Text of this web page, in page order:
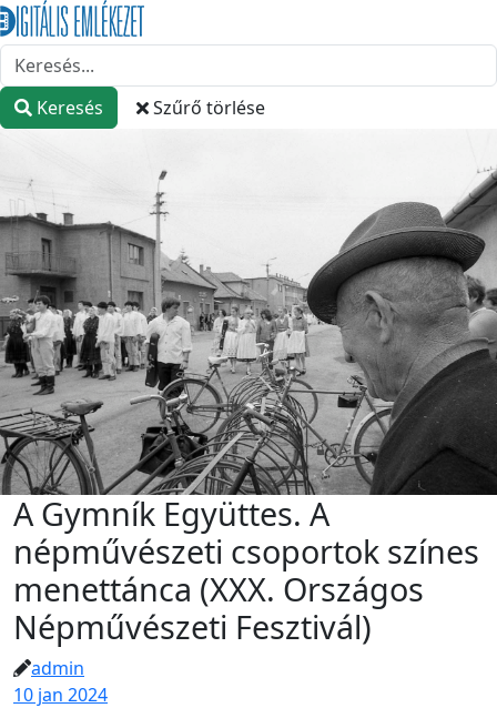
Keresés Szűrő törlése
A Gymník Együttes. A
népművészeti csoportok színes
menettánca (XXX. Országos
Népművészeti Fesztivál)
admin
10 jan 2024